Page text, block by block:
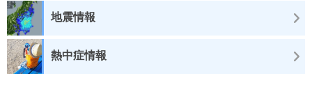
地震情報
熱中症情報